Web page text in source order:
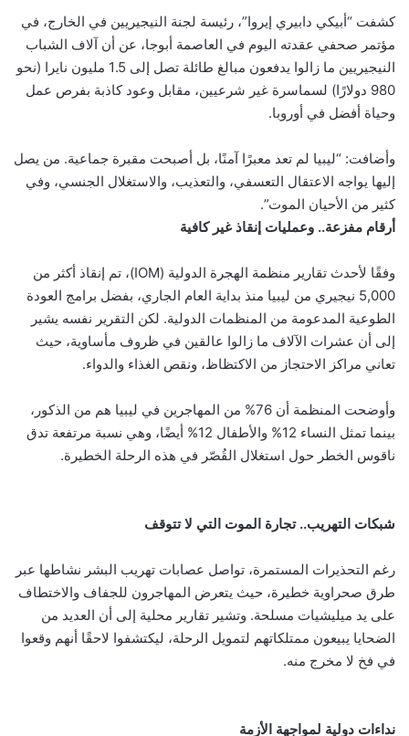
كشفت “أبيكي دابيري إيروا”، رئيسة لجنة النيجيريين في الخارج، في
مؤتمر صحفي عقدته اليوم في العاصمة أبوجا، عن أن آلاف الشباب
النيجيريين ما زالوا يدفعون مبالغ طائلة تصل إلى 1.5 مليون نايرا (نحو
980 دولارًا) لسماسرة غير شرعيين، مقابل وعود كاذبة بفرص عمل
وحياة أفضل في أوروبا.
وأضافت: “ليبيا لم تعد معبرًا آمنًا، بل أصبحت مقبرة جماعية. من يصل
إليها يواجه الاعتقال التعسفي، والتعذيب، والاستغلال الجنسي، وفي
كثير من الأحيان الموت”.
أرقام مفزعة.. وعمليات إنقاذ غير كافية
وفقًا لأحدث تقارير منظمة الهجرة الدولية (IOM)، تم إنقاذ أكثر من
5,000 نيجيري من ليبيا منذ بداية العام الجاري، بفضل برامج العودة
الطوعية المدعومة من المنظمات الدولية. لكن التقرير نفسه يشير
إلى أن عشرات الآلاف ما زالوا عالقين في ظروف مأساوية، حيث
تعاني مراكز الاحتجاز من الاكتظاظ، ونقص الغذاء والدواء.
وأوضحت المنظمة أن 76% من المهاجرين في ليبيا هم من الذكور،
بينما تمثل النساء 12% والأطفال 12% أيضًا، وهي نسبة مرتفعة تدق
ناقوس الخطر حول استغلال القُصّر في هذه الرحلة الخطيرة.
شبكات التهريب.. تجارة الموت التي لا تتوقف
رغم التحذيرات المستمرة، تواصل عصابات تهريب البشر نشاطها عبر
طرق صحراوية خطيرة، حيث يتعرض المهاجرون للجفاف والاختطاف
على يد ميليشيات مسلحة. وتشير تقارير محلية إلى أن العديد من
الضحايا يبيعون ممتلكاتهم لتمويل الرحلة، ليكتشفوا لاحقًا أنهم وقعوا
في فخ لا مخرج منه.
نداءات دولية لمواجهة الأزمة